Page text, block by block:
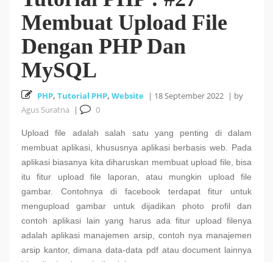
Cara Install HUSTOJ (HUST Online Judge) di Ubuntu
24.04 LTS 26 October 2025
Cara Mencari Jurnal dengan mudah di Publish or Perish
5 October 2025
September 2025
Tutorial Bahasa R : #4 Fungsi dan Kontrol Aliran di R
18 September 2025
Membuat Upload File
Dengan PHP Dan
MySQL
PHP, Tutorial PHP, Website | 18 September 2022 | by
Agus Suratna
| 0
Upload file adalah salah satu yang penting di dalam
membuat aplikasi, khususnya aplikasi berbasis web. Pada
aplikasi biasanya kita diharuskan membuat upload file, bisa
itu fitur upload file laporan, atau mungkin upload file
gambar. Contohnya di facebook terdapat fitur untuk
mengupload gambar untuk dijadikan photo profil dan
contoh aplikasi lain yang harus ada fitur upload filenya
adalah aplikasi manajemen arsip, contoh nya manajemen
arsip kantor, dimana data-data pdf atau document lainnya